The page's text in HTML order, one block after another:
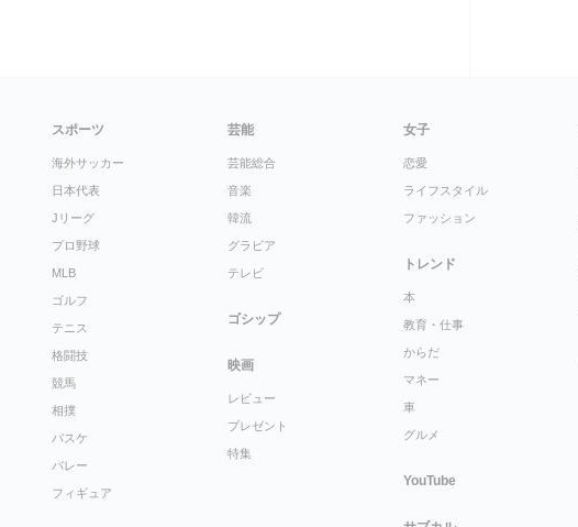
スポーツ
海外サッカー
日本代表
Jリーグ
プロ野球
MLB
ゴルフ
テニス
格闘技
競馬
相撲
バスケ
バレー
フィギュア
芸能
芸能総合
音楽
韓流
グラビア
テレビ
ゴシップ
映画
レビュー
プレゼント
特集
女子
恋愛
ライフスタイル
ファッション
トレンド
本
教育・仕事
からだ
マネー
車
グルメ
YouTube